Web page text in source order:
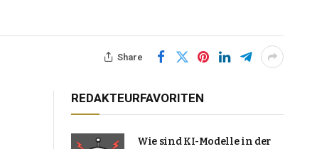
Share
REDAKTEURFAVORITEN
Wie sind KI-Modelle in der